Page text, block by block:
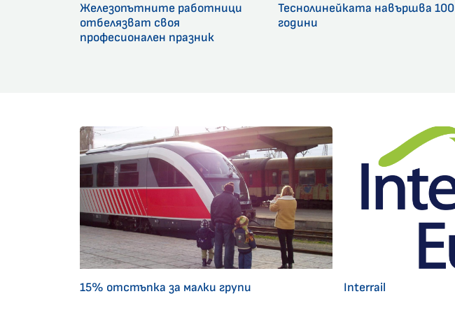
Железопътните работници
отбелязват своя
професионален празник
Теснолинейката навършва 100
години
15% отстъпка за малки групи Interrail